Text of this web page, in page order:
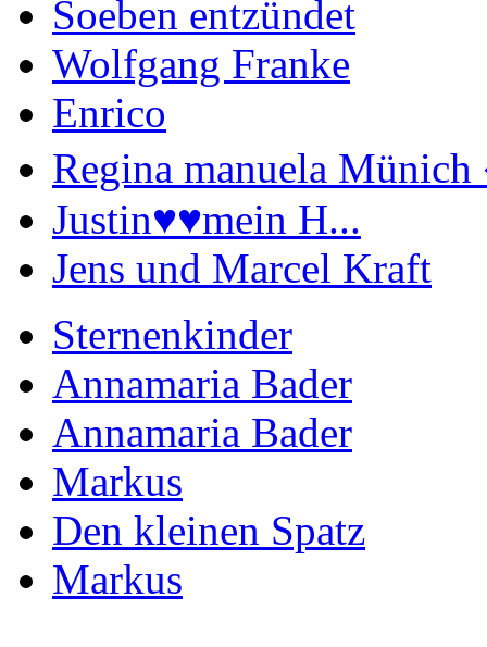
Soeben entzündet
Wolfgang Franke
Enrico
Regina manuela
Justin♥️♥️mein H...
Jens und Marcel Kraft
Sternenkinder
Annamaria Bader
Annamaria Bader
Markus
Den kleinen Spatz
Markus